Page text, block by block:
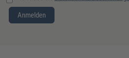
Anmelden